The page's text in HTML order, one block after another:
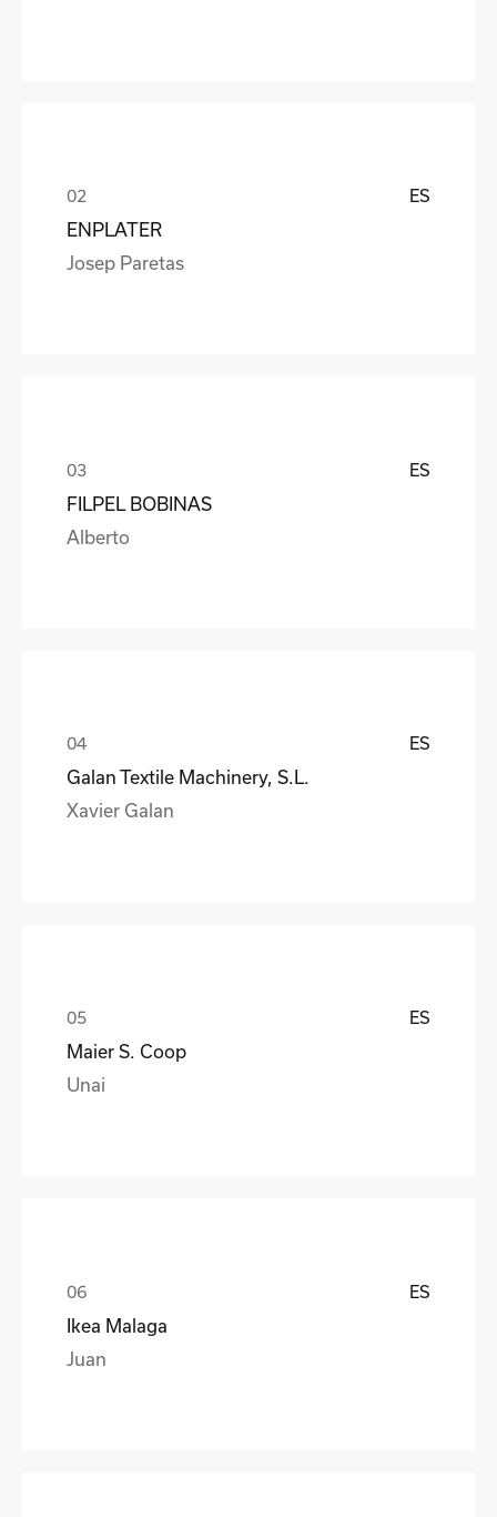
ES
ENPLATER
Josep Paretas
ES
FILPEL BOBINAS
Alberto
ES
Galan Textile Machinery, S.L.
Xavier Galan
ES
Maier S. Coop
Unai
ES
Ikea Malaga
Juan